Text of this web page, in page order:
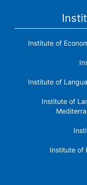
Institute of
Institute of
Institute of
Institute of